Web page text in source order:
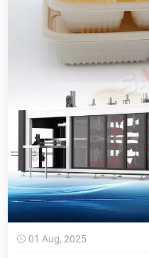
01 Aug, 2025